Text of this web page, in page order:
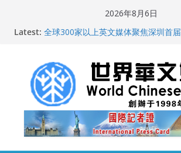
2026年8月6日
Latest: 烈讨论
世界华文大众传播媒体协会公开声明
从一杯沉香叶茶到一缕海南天香：加
海南沉香文化考察纪行
全球新闻业正面临“代际脱钩”